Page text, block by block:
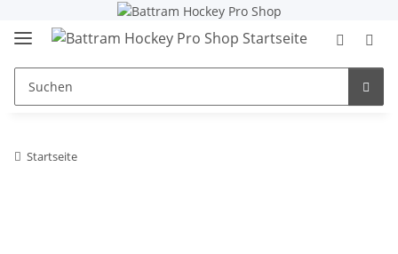
Startseite